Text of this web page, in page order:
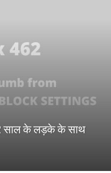
साल के लड़के के साथ